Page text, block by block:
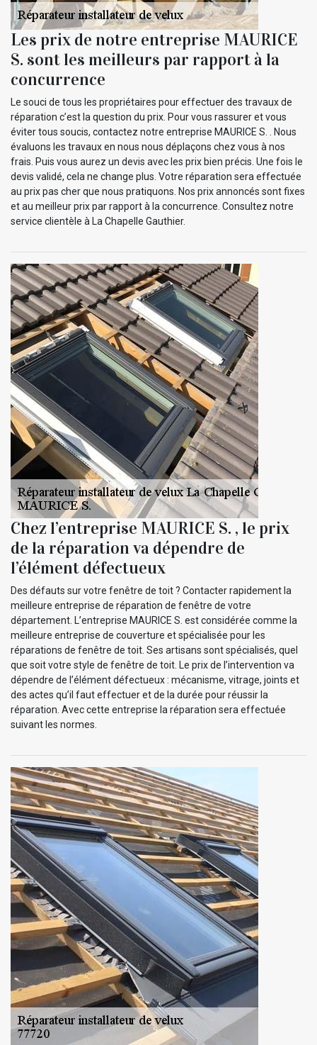
Les prix de notre entreprise MAURICE
S. sont les meilleurs par rapport à la
concurrence
Le souci de tous les propriétaires pour effectuer des travaux de
réparation c’est la question du prix. Pour vous rassurer et vous
éviter tous soucis, contactez notre entreprise MAURICE S. . Nous
évaluons les travaux en nous nous déplaçons chez vous à nos
frais. Puis vous aurez un devis avec les prix bien précis. Une fois le
devis validé, cela ne change plus. Votre réparation sera effectuée
au prix pas cher que nous pratiquons. Nos prix annoncés sont fixes
et au meilleur prix par rapport à la concurrence. Consultez notre
service clientèle à La Chapelle Gauthier.
Chez l’entreprise MAURICE S. , le prix
de la réparation va dépendre de
l’élément défectueux
Des défauts sur votre fenêtre de toit ? Contacter rapidement la
meilleure entreprise de réparation de fenêtre de votre
département. L’entreprise MAURICE S. est considérée comme la
meilleure entreprise de couverture et spécialisée pour les
réparations de fenêtre de toit. Ses artisans sont spécialisés, quel
que soit votre style de fenêtre de toit. Le prix de l’intervention va
dépendre de l’élément défectueux : mécanisme, vitrage, joints et
des actes qu’il faut effectuer et de la durée pour réussir la
réparation. Avec cette entreprise la réparation sera effectuée
suivant les normes.